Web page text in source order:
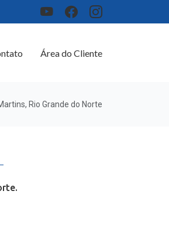
Área do Cliente
Rio Grande do Norte